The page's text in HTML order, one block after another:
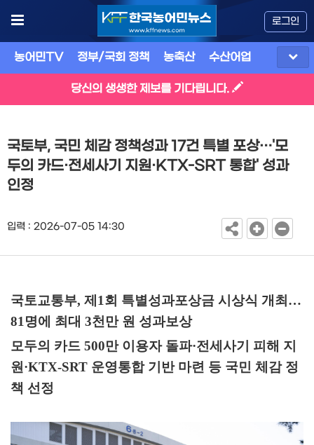
로그인
농어민TV 정부/국회 정책 농축산 수산어업
당신의 생생한 제보를 기다립니다.
국토부, 국민 체감 정책성과 17건 특별 포상…'모
두의 카드·전세사기 지원·KTX-SRT 통합' 성과
인정
입력 : 2026-07-05 14:30
국토교통부, 제 1회 특별성과포상금 시상식 개최 …
81 명에 최대 3천만 원 성과보상
모두의 카드 500만 이용자 돌파·전세사기 피해 지
원 ·KTX-SRT 운영통합 기반 마련 등 국민 체감 정
책 선정